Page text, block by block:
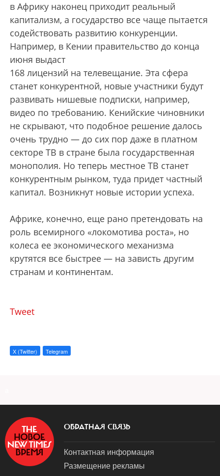
в Африку наконец приходит реальный
капитализм, а государство все чаще пытается
содействовать развитию конкуренции.
Например, в Кении правительство до конца
июня выдаст
168 лицензий на телевещание. Эта сфера
станет конкурентной, новые участники будут
развивать нишевые подписки, например,
видео по требованию. Кенийские чиновники
не скрывают, что подобное решение далось
очень трудно — до сих пор даже в платном
секторе ТВ в стране была государственная
монополия. Но теперь местное ТВ станет
конкурентным рынком, туда придет частный
капитал. Возникнут новые истории успеха.
Африке, конечно, еще рано претендовать на
роль всемирного «локомотива роста», но
колеса ее экономического механизма
крутятся все быстрее — на зависть другим
странам и континентам.
Tweet
X (Twitter) Telegram
ОБРАТНАЯ СВЯЗЬ
Контактная информация
Размещение рекламы